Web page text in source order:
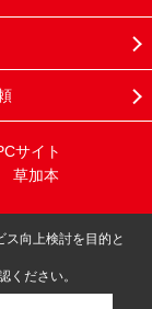
サイト
草加本
向上検討を目的と
ください。